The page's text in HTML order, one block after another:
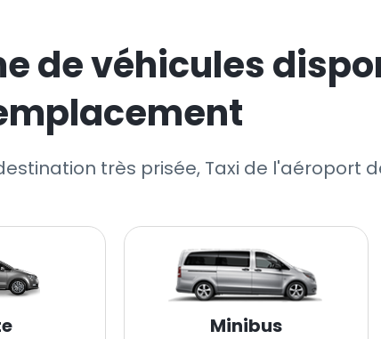
de véhicules
très prisée, Taxi de l'aéroport
Minibus